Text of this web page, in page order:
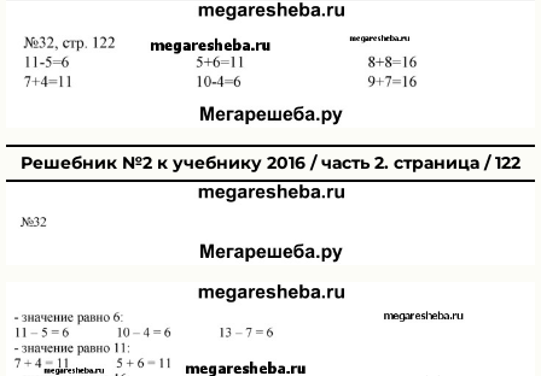
Решебник №2 к учебнику 2016 / часть 2. страница / 122